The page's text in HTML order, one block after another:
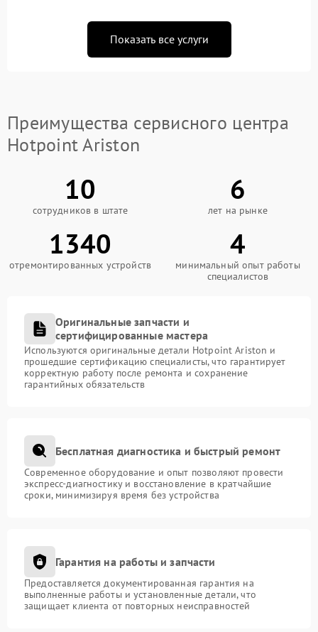
Показать все услуги
Преимущества сервисного центра
Hotpoint Ariston
10
сотрудников в штате
6
лет на рынке
1340
отремонтированных устройств
4
минимальный опыт работы
специалистов
Оригинальные запчасти и
сертифицированные мастера
Используются оригинальные детали Hotpoint Ariston и
прошедшие сертификацию специалисты, что гарантирует
корректную работу после ремонта и сохранение
гарантийных обязательств
Бесплатная диагностика и быстрый ремонт
Современное оборудование и опыт позволяют провести
экспресс-диагностику и восстановление в кратчайшие
сроки, минимизируя время без устройства
Гарантия на работы и запчасти
Предоставляется документированная гарантия на
выполненные работы и установленные детали, что
защищает клиента от повторных неисправностей